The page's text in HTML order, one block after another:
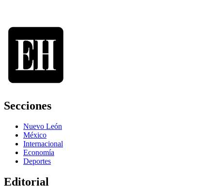
Secciones
Nuevo León
México
Internacional
Economía
Deportes
Editorial